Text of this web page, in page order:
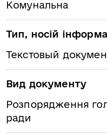
Комунальна
Тип, носій
Текстовый
Вид документу
Розпорядження
ради